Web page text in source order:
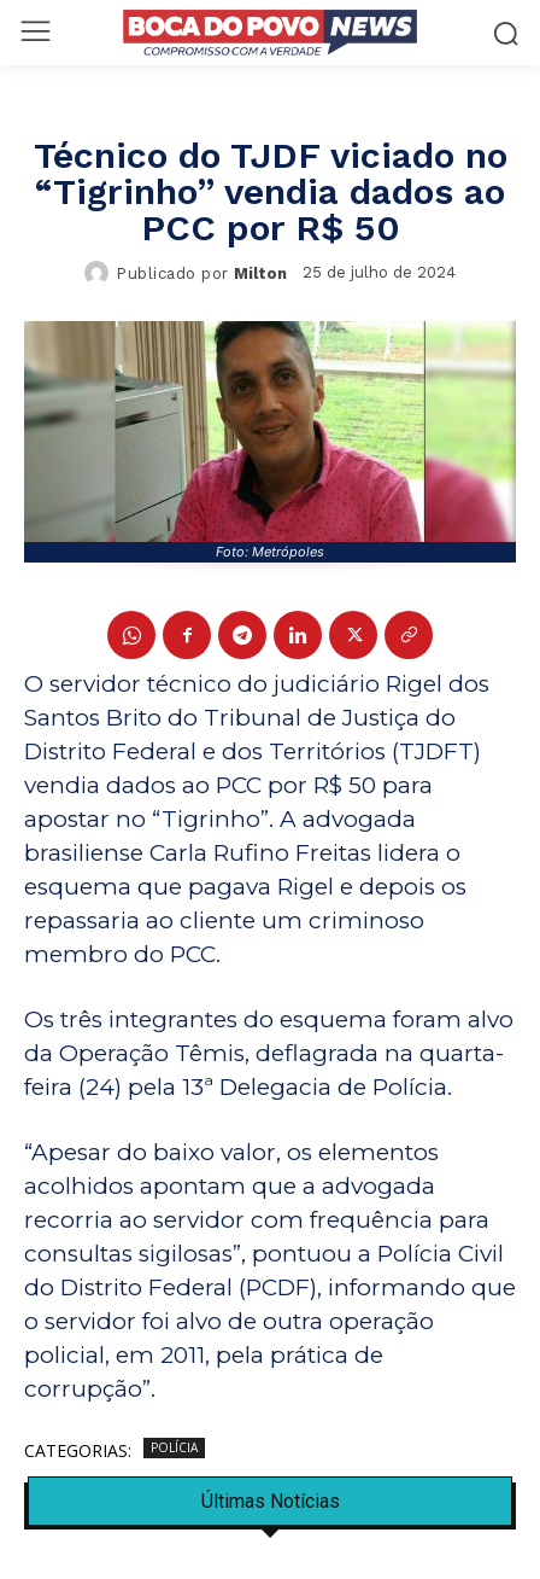
Técnico do TJDF viciado no
“Tigrinho” vendia dados ao
PCC por R$ 50
Publicado por Milton 25 de julho de 2024
Foto: Metrópoles
O servidor técnico do judiciário Rigel dos
Santos Brito do Tribunal de Justiça do
Distrito Federal e dos Territórios (TJDFT)
vendia dados ao PCC por R$ 50 para
apostar no “Tigrinho”. A advogada
brasiliense Carla Rufino Freitas lidera o
esquema que pagava Rigel e depois os
repassaria ao cliente um criminoso
membro do PCC.
Os três integrantes do esquema foram alvo
da Operação Têmis, deflagrada na quarta-
feira (24) pela 13ª Delegacia de Polícia.
“Apesar do baixo valor, os elementos
acolhidos apontam que a advogada
recorria ao servidor com frequência para
consultas sigilosas”, pontuou a Polícia Civil
do Distrito Federal (PCDF), informando que
o servidor foi alvo de outra operação
policial, em 2011, pela prática de
corrupção”.
CATEGORIAS: POLÍCIA
Últimas Notícias